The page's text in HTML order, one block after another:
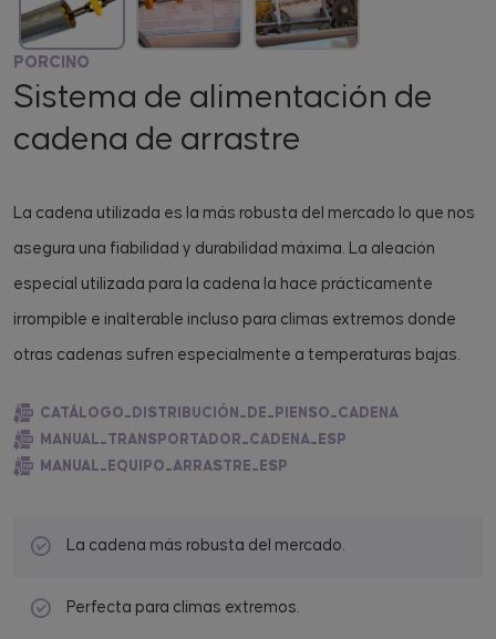
PORCINO
Sistema de alimentación de
cadena de arrastre
La cadena utilizada es la más robusta del mercado lo que nos
asegura una fiabilidad y durabilidad máxima. La aleación
especial utilizada para la cadena la hace prácticamente
irrompible e inalterable incluso para climas extremos donde
otras cadenas sufren especialmente a temperaturas bajas.
CATÁLOGO_DISTRIBUCIÓN_DE_PIENSO_CADENA
MANUAL_TRANSPORTADOR_CADENA_ESP
MANUAL_EQUIPO_ARRASTRE_ESP
La cadena más robusta del mercado.
Perfecta para climas extremos.